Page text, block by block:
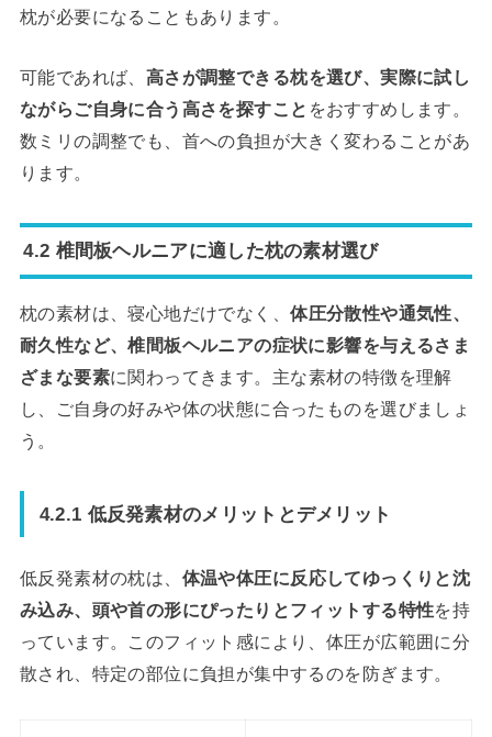
枕が必要になることもあります。
可能であれば、 高さが調整できる枕を選び、実際に試し
ながらご自身に合う高さを探すこと をおすすめします。
数ミリの調整でも、首への負担が大きく変わることがあ
ります。
4.2 椎間板ヘルニアに適した枕の素材選び
枕の素材は、寝心地だけでなく、体圧分散性や通気性、
耐久性など、椎間板ヘルニアの症状に影響を与えるさま
ざまな要素に関わってきます。主な素材の特徴を理解
し、ご自身の好みや体の状態に合ったものを選びましょ
う。
4.2.1 低反発素材のメリットとデメリット
低反発素材の枕は、 体温や体圧に反応してゆっくりと沈
み込み、頭や首の形にぴったりとフィットする特性を持
っています。このフィット感により、体圧が広範囲に分
散され、特定の部位に負担が集中するのを防ぎます。